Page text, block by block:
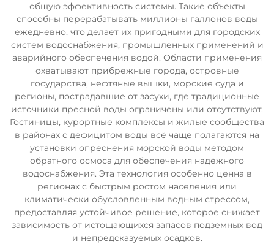
общую эффективность системы. Такие объекты
способны перерабатывать миллионы галлонов воды
ежедневно, что делает их пригодными для городских
систем водоснабжения, промышленных применений и
аварийного обеспечения водой. Области применения
охватывают прибрежные города, островные
государства, нефтяные вышки, морские суда и
регионы, пострадавшие от засухи, где традиционные
источники пресной воды ограничены или отсутствуют.
Гостиницы, курортные комплексы и жилые сообщества
в районах с дефицитом воды всё чаще полагаются на
установки опреснения морской воды методом
обратного осмоса для обеспечения надёжного
водоснабжения. Эта технология особенно ценна в
регионах с быстрым ростом населения или
климатически обусловленным водным стрессом,
предоставляя устойчивое решение, которое снижает
зависимость от истощающихся запасов подземных вод
и непредсказуемых осадков.